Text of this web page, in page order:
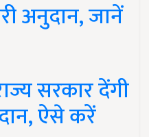
अनुदान, जानें
सरकार देंगी
ऐसे करें